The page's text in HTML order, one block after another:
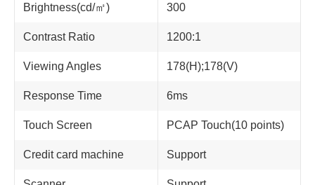
Brightness(cd/㎡) 300
Contrast Ratio 1200:1
Viewing Angles 178(H);178(V)
Response Time 6ms
Touch Screen PCAP Touch(10 points)
Credit card machine Support